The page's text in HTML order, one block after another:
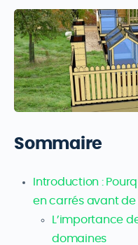
Sommaire
Introduction :
en carrés avant
L’importance
domaines